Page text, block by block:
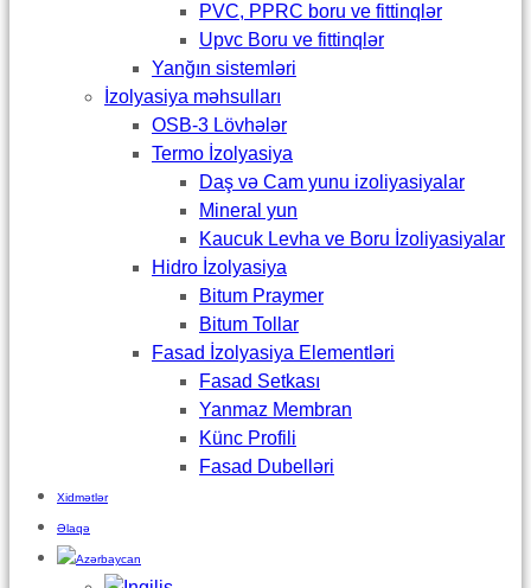
PVC, PPRC boru ve fittinqlər
Upvc Boru ve fittinqlər
Yanğın sistemləri
İzolyasiya məhsulları
OSB-3 Lövhələr
Termo İzolyasiya
Daş və Cam yunu izoliyasiyalar
Mineral yun
Kaucuk Levha ve Boru İzoliyasiyalar
Hidro İzolyasiya
Bitum Praymer
Bitum Tollar
Fasad İzolyasiya Elementləri
Fasad Setkası
Yanmaz Membran
Künc Profili
Fasad Dubelləri
Xidmətlər
Əlaqə